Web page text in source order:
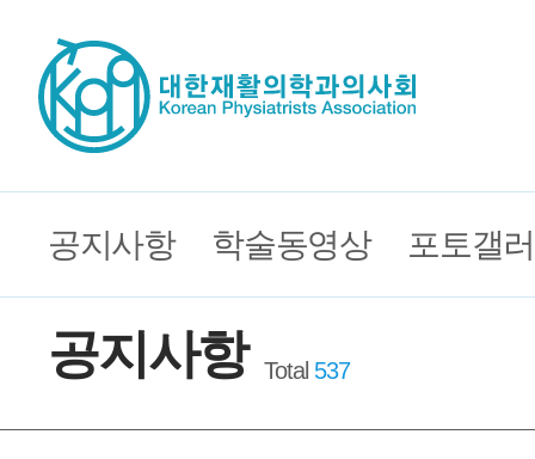
공지사항 학술동영상 포토갤
공지사항 Total 537